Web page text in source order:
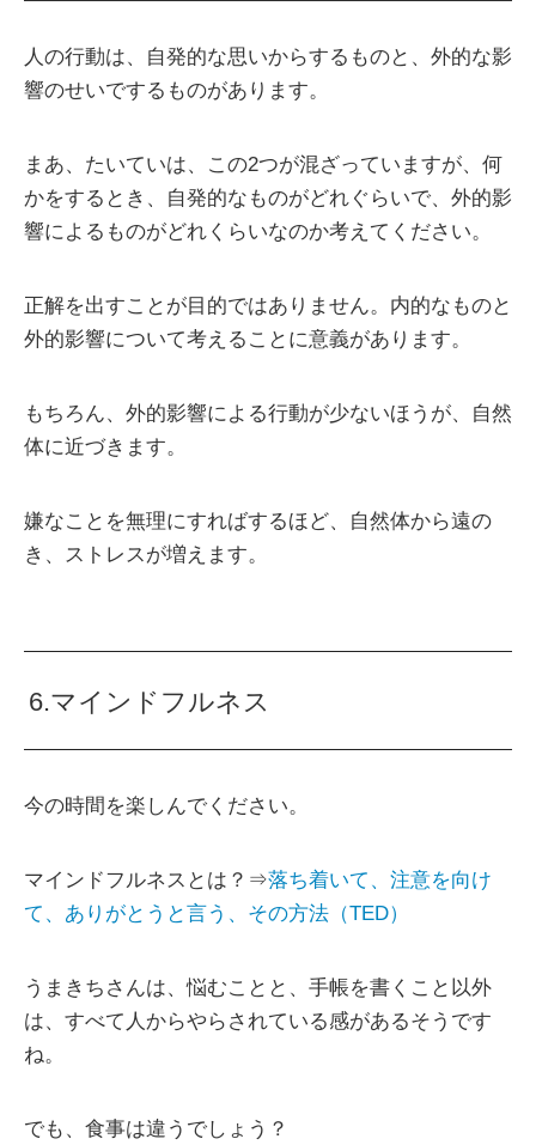
人の行動は、自発的な思いからするものと、外的な影
響のせいでするものがあります。
まあ、たいていは、この2つが混ざっていますが、何
かをするとき、自発的なものがどれぐらいで、外的影
響によるものがどれくらいなのか考えてください。
正解を出すことが目的ではありません。内的なものと
外的影響について考えることに意義があります。
もちろん、外的影響による行動が少ないほうが、自然
体に近づきます。
嫌なことを無理にすればするほど、自然体から遠の
き、ストレスが増えます。
6.マインドフルネス
今の時間を楽しんでください。
マインドフルネスとは？⇒落ち着いて、注意を向け
て、ありがとうと言う、その方法（TED）
うまきちさんは、悩むことと、手帳を書くこと以外
は、すべて人からやらされている感があるそうです
ね。
でも、食事は違うでしょう？